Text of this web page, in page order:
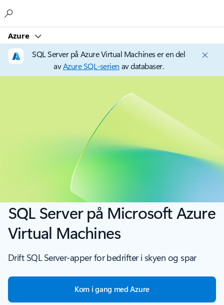
Azure
SQL Server på Azure Virtual Machines er en del
avAzure SQL-serien av databaser.
SQL Server på Microsoft Azure
Virtual Machines
Drift SQL Server-apper for bedrifter i skyen og spar
Kom i gang med Azure